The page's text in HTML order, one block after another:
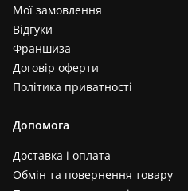
Мої замовлення
Відгуки
Франшиза
Договір оферти
Політика приватності
Допомога
Доставка і оплата
Обмін та повернення товару